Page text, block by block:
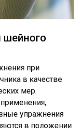
шейного
при
в качестве
мер.
упражнения
в положении